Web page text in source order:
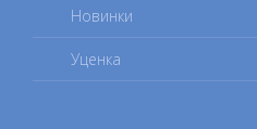
Новинки
Уценка